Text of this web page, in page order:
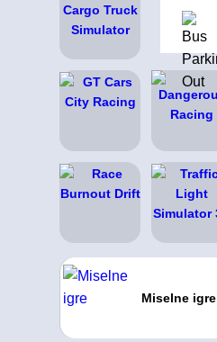
Miselne igre